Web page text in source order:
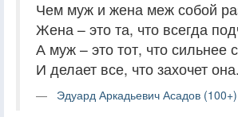
Чем муж и жена меж собой
Жена – это та, что всегда
А муж – это тот, что сильнее
И делает все, что захочет она.
Эдуард Аркадьевич Асадов (100+)